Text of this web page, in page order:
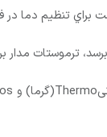
براي تنظيم دما
قطع مي كند و وقتي دما 3 الي 5 درجه